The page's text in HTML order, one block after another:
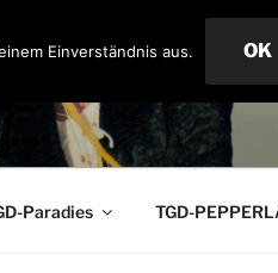
Paradies TGD-
Einverständnis aus. OK